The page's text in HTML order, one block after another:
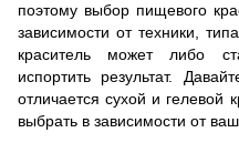
поэтому выбор пищевого
зависимости от техники,
краситель может либо
испортить результат.
отличается сухой и гелевой
выбрать в зависимости от